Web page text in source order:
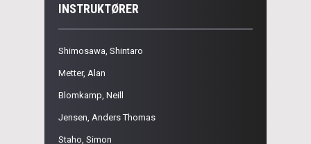
INSTRUKTØRER
Shimosawa, Shintaro
Metter, Alan
Blomkamp, Neill
Jensen, Anders Thomas
Staho, Simon